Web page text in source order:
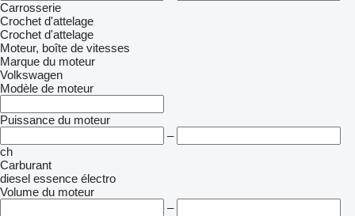
Carrosserie
Crochet d'attelage
Crochet d'attelage
Moteur, boîte de vitesses
Marque du moteur
Volkswagen
Modèle de moteur
Puissance du moteur
–
ch
Carburant
diesel essence électro
Volume du moteur
–